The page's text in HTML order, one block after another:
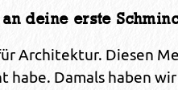
deine erste
Architektur. Diesen
habe. Damals haben